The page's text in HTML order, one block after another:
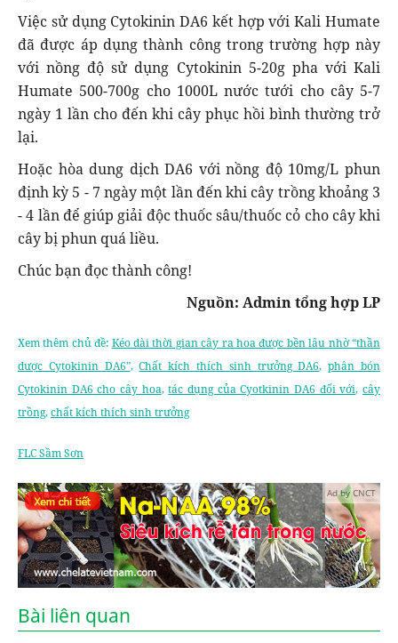
Việc sử dụng Cytokinin DA6 kết hợp với Kali Humate
đã được áp dụng thành công trong trường hợp này
với nồng độ sử dụng Cytokinin 5-20g pha với Kali
Humate 500-700g cho 1000L nước tưới cho cây 5-7
ngày 1 lần cho đến khi cây phục hồi bình thường trở
lại.
Hoặc hòa dung dịch DA6 với nồng độ 10mg/L phun
định kỳ 5 - 7 ngày một lần đến khi cây trồng khoảng 3
- 4 lần để giúp giải độc thuốc sâu/thuốc cỏ cho cây khi
cây bị phun quá liều.
Chúc bạn đọc thành công!
Nguồn: Admin tổng hợp LP
Xem thêm chủ đề: Kéo dài thời gian cây ra hoa được bền lâu nhờ “thần
dược Cytokinin DA6”,Chất kích thích sinh trưởng DA6,phân bón
Cytokinin DA6 cho cây hoa,tác dụng của Cyotkinin DA6 đối với,cây
trồng,chất kích thích sinh trưởng
FLC Sầm Sơn
Ad by CNCT
Bài liên quan